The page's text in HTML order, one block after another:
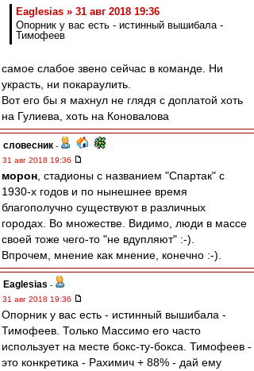
Eaglesias » 31 авг 2018 19:36
Опорник у вас есть - истинный вышибала -
Тимофеев
самое слабое звено сейчас в команде. Ни
украсть, ни покараулить.
Вот его бы я махнул не глядя с доплатой хоть
на Гулиева, хоть на Коновалова
словесник -
31 авг 2018 19:36
морон , стадионы с названием "Спартак" с
1930-х годов и по нынешнее время
благополучно существуют в различных
городах. Во множестве. Видимо, люди в массе
своей тоже чего-то "не вдупляют" :-).
Впрочем, мнение как мнение, конечно :-).
Eaglesias -
31 авг 2018 19:36
Опорник у вас есть - истинный вышибала -
Тимофеев. Только Массимо его часто
использует на месте бокс-ту-бокса. Тимофеев -
это конкретика - Рахимич + 88% - дай ему